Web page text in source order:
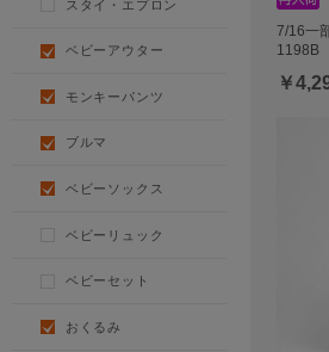
7/16一
1198B
￥
スタイ・エプロン
ベビーアウター
モンキーパンツ
ブルマ
ベビーソックス
ベビーリュック
ベビーセット
おくるみ